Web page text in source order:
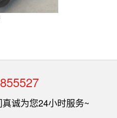
诚为您24小时服务~